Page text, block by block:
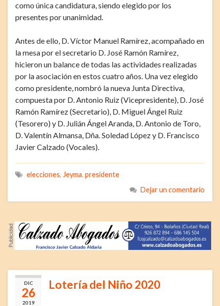
como única candidatura, siendo elegido por los
presentes por unanimidad.
Antes de ello, D. Víctor Manuel Ramírez, acompañado en
la mesa por el secretario D. José Ramón Ramírez,
hicieron un balance de todas las actividades realizadas
por la asociación en estos cuatro años. Una vez elegido
como presidente, nombró la nueva Junta Directiva,
compuesta por D. Antonio Ruiz (Vicepresidente), D. José
Ramón Ramírez (Secretario), D. Miguel Ángel Ruiz
(Tesorero) y D. Julián Ángel Aranda, D. Antonio de Toro,
D. Valentín Almansa, Dña. Soledad López y D. Francisco
Javier Calzado (Vocales).
elecciones, Jeyma, presidente
Dejar un comentario
DIC
26
2019
Lotería del Niño 2020